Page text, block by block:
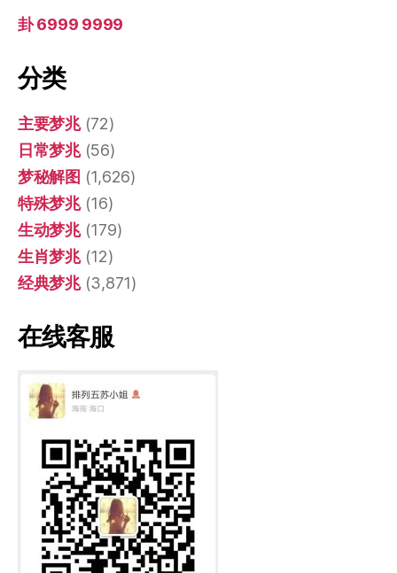
卦 6999 9999
分类
主要梦兆(72)
日常梦兆(56)
梦秘解图 (1,626)
特殊梦兆(16)
生动梦兆(179)
生肖梦兆(12)
经典梦兆(3,871)
在线客服